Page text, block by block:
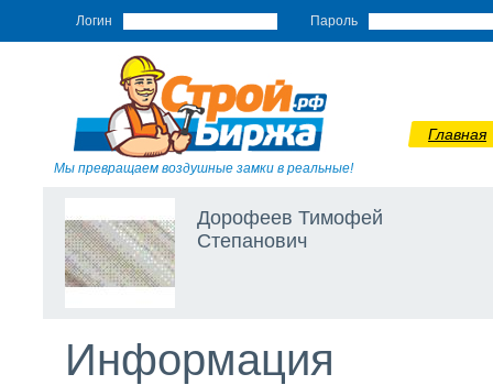
Логин Пароль
Мы превращаем воздушные замки в реальные!
Главная
Дорофеев Тимофей
Степанович
Информация